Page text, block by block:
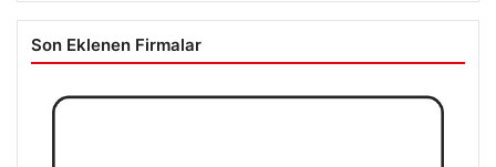
Son Eklenen Firmalar